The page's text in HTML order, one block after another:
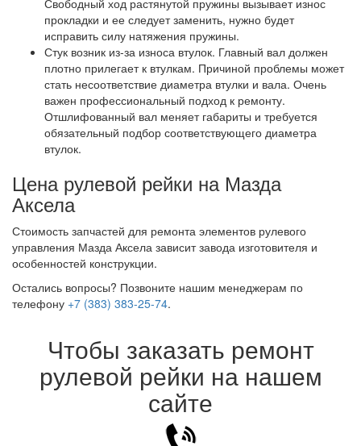
Свободный ход растянутой пружины вызывает износ
прокладки и ее следует заменить, нужно будет
исправить силу натяжения пружины.
Стук возник из-за износа втулок. Главный вал должен
плотно прилегает к втулкам. Причиной проблемы может
стать несоответствие диаметра втулки и вала. Очень
важен профессиональный подход к ремонту.
Отшлифованный вал меняет габариты и требуется
обязательный подбор соответствующего диаметра
втулок.
Цена рулевой рейки на Мазда
Аксела
Стоимость запчастей для ремонта элементов рулевого
управления Мазда Аксела зависит завода изготовителя и
особенностей конструкции.
Остались вопросы? Позвоните нашим менеджерам по
телефону +7 (383) 383-25-74.
Чтобы заказать ремонт
рулевой рейки на нашем
сайте